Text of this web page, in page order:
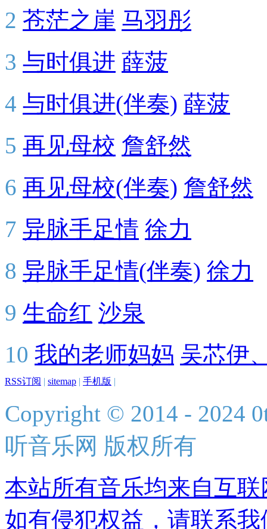
2 苍茫之崖 马羽彤
3 与时俱进 薛菠
4 与时俱进(伴奏) 薛菠
5 再见母校 詹舒然
6 再见母校(伴奏) 詹舒然
7 异脉手足情 徐力
8 异脉手足情(伴奏) 徐力
9 生命红 沙泉
10 我的老师妈妈 吴芯伊
RSS订阅 | sitemap | 手机版 |
Copyright © 2014 - 2024
听音乐网 版权所有
本站所有音乐均来自互
如有侵犯权益，请联系